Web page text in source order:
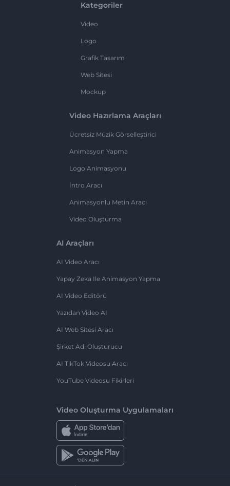
Kategoriler
Video
Logo
Grafik Tasarım
Web Sitesi
Mockup
Video Hazırlama Araçları
Ücretsiz Müzik Görselleştirici
Animasyon Yapma
Logo Animasyonu
İntro Aracı
Animasyonlu Metin Aracı
Video Oluşturma
AI Araçları
AI Video Aracı
Yapay Zeka Ile Animasyon Yapma
AI Video Editörü
Yazıdan Video AI
AI Web Sitesi Aracı
Şirket Adı Oluşturucu
AI TikTok Videosu Aracı
YouTube Videosu Fikirleri
Video Oluşturma Uygulamaları